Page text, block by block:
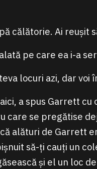
călătorie. Ai reușit
pe care ea i-a
locuri azi, dar voi
a spus Garrett
care se pregătise
alături de Garrett
să-ți cauți un
și el un loc